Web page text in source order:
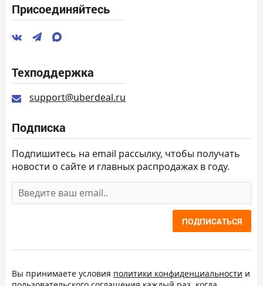
Присоединяйтесь
Техподдержка
support@uberdeal.ru
Подписка
Подпишитесь на email рассылку, чтобы получать
новости о сайте и главных распродажах в году.
ПОДПИСАТЬСЯ
Вы принимаете условия политики конфиденциальности и